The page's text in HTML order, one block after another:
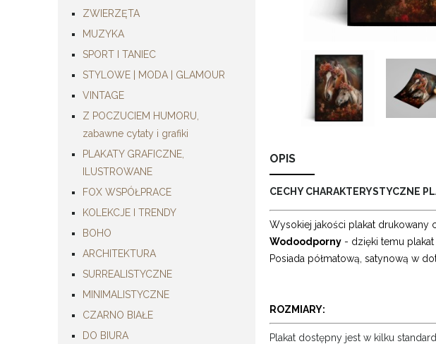
ZWIERZĘTA
MUZYKA
SPORT I TANIEC
STYLOWE | MODA | GLAMOUR
VINTAGE
Z POCZUCIEM HUMORU,
zabawne cytaty i grafiki
PLAKATY GRAFICZNE,
ILUSTROWANE
FOX WSPÓŁPRACE
KOLEKCJE I TRENDY
BOHO
ARCHITEKTURA
SURREALISTYCZNE
MINIMALISTYCZNE
CZARNO BIAŁE
DO BIURA
OPIS
CECHY CHARAKTERYSTYCZNE
Wysokiej jakości plakat drukowany
Wodoodporny - dzięki temu plakat
Posiada półmatową, satynową w
ROZMIARY:
Plakat dostępny jest w kilku